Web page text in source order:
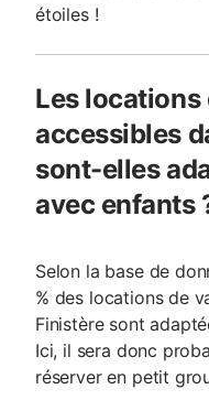
étoiles !
Les locations
accessibles
sont-elles
avec enfants
Selon la base de
% des locations de
Finistère sont
Ici, il sera donc
réserver en petit